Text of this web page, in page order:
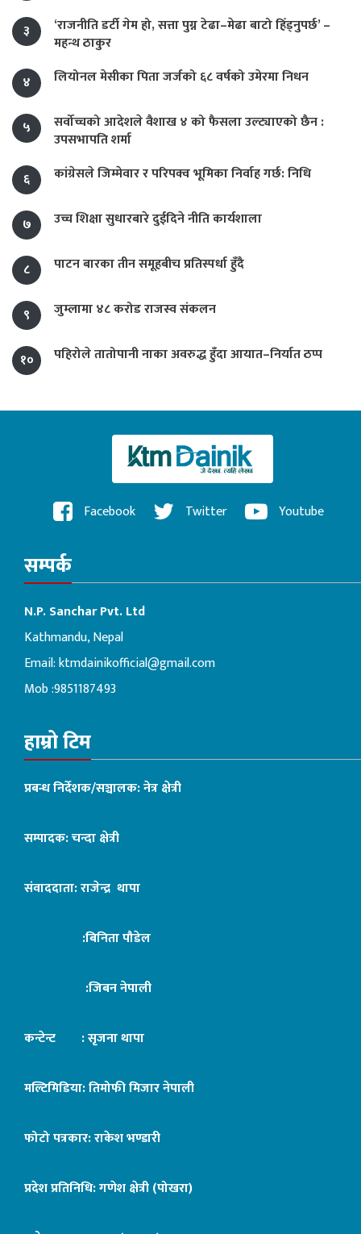
३
‘राजनीति डर्टी गेम हो, सत्ता पुग्न टेढा–मेढा बाटो हिँड्नुपर्छ’ –
महन्थ ठाकुर
४
लियोनल मेसीका पिता जर्जको ६८ वर्षको उमेरमा निधन
५
सर्वोच्चको आदेशले वैशाख ४ को फैसला उल्ट्याएको छैन :
उपसभापति शर्मा
६
कांग्रेसले जिम्मेवार र परिपक्व भूमिका निर्वाह गर्छ: निधि
७ उच्च शिक्षा सुधारबारे दुईदिने नीति कार्यशाला
८ पाटन बारका तीन समूहबीच प्रतिस्पर्धा हुँदै
९ जुम्लामा ४८ करोड राजस्व संकलन
१० पहिरोले तातोपानी नाका अवरुद्ध हुँदा आयात–निर्यात ठप्प
Facebook Twitter Youtube
सम्पर्क
N.P. Sanchar Pvt. Ltd
Kathmandu, Nepal
Email:ktmdainikofficial@gmail.com
Mob :9851187493
हाम्रो टिम
प्रबन्ध निर्देशक/सञ्चालक: नेत्र क्षेत्री
सम्पादक: चन्दा क्षेत्री
संवाददाता: राजेन्द्र थापा
:बिनिता पौडेल
:जिबन नेपाली
कन्टेन्ट : सृजना थापा
मल्टिमिडिया: तिमोफी मिजार नेपाली
फोटो पत्रकार: राकेश भण्डारी
प्रदेश प्रतिनिधि: गणेश क्षेत्री (पोखरा)